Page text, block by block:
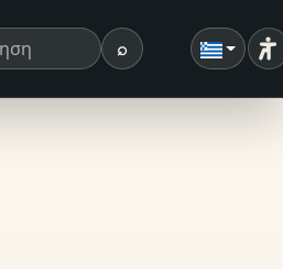
⌕Αναζήτηση